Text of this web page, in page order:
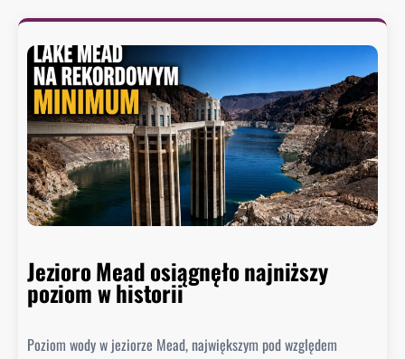
Jezioro Mead osiągnęło najniższy
poziom w historii
Poziom wody w jeziorze Mead, największym pod względem